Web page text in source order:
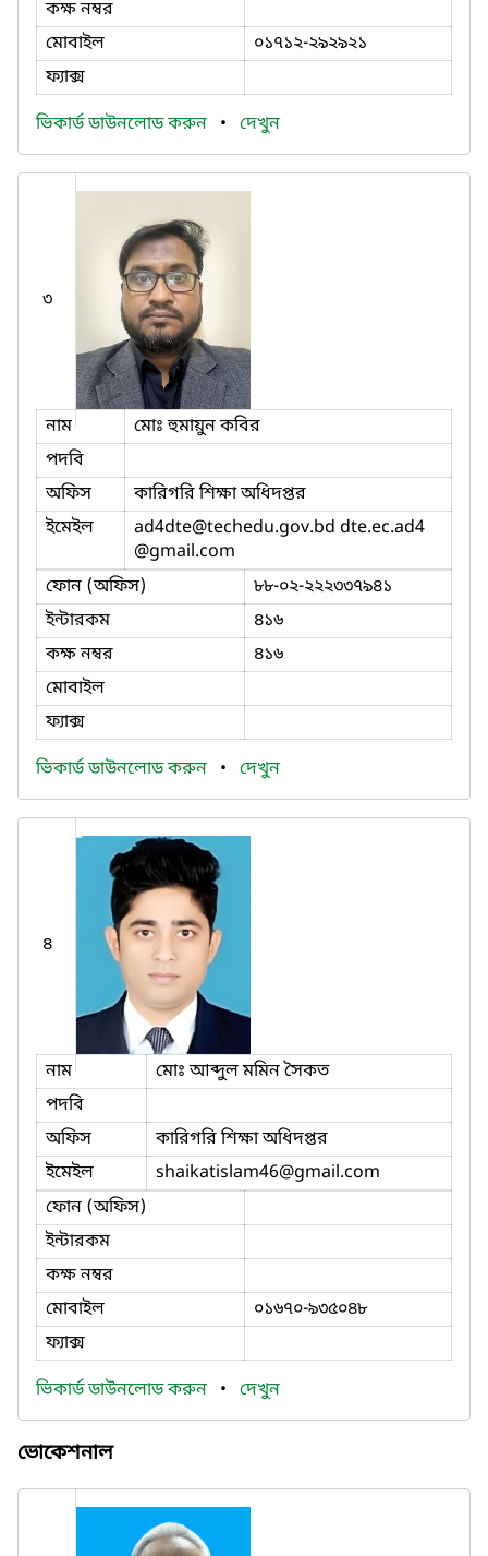
কক্ষ নম্বর
মোবাইল
০১৭১২-২৯২৯২১
ফ্যাক্স
ভিকার্ড ডাউনলোড করুন • দেখুন
৩
নাম
মোঃ হুমায়ুন কবির
পদবি
অফিস
কারিগরি শিক্ষা অধিদপ্তর
ইমেইল
ad4dte@techedu.gov.bd dte.ec.ad4
@gmail.com
ফোন (অফিস)
৮৮-০২-২২২৩৩৭৯৪১
ইন্টারকম
৪১৬
কক্ষ নম্বর
৪১৬
মোবাইল
ফ্যাক্স
ভিকার্ড ডাউনলোড করুন • দেখুন
৪
নাম
মোঃ আব্দুল মমিন সৈকত
পদবি
অফিস
কারিগরি শিক্ষা অধিদপ্তর
ইমেইল
shaikatislam46@gmail.com
ফোন (অফিস)
ইন্টারকম
কক্ষ নম্বর
মোবাইল
০১৬৭০-৯৩৫০৪৮
ফ্যাক্স
ভিকার্ড ডাউনলোড করুন • দেখুন
ভোকেশনাল